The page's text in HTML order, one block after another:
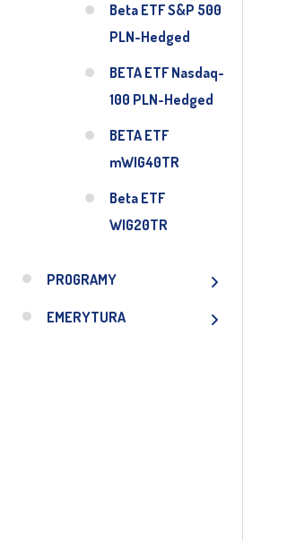
Beta ETF S&P 500
PLN-Hedged
BETA ETF Nasdaq-
100 PLN-Hedged
BETA ETF
mWIG40TR
Beta ETF
WIG20TR
PROGRAMY
EMERYTURA